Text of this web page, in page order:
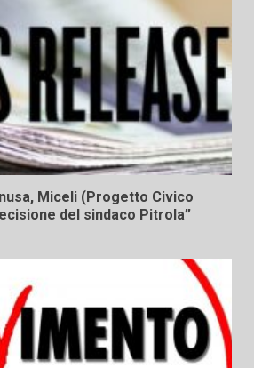
Miceli (Progetto Civico
del sindaco Pitrola”